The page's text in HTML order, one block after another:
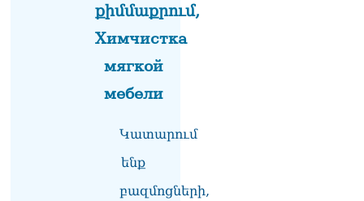
քիմմաքրում,
Химчистка
мягкой
мебели
Կատարում
ենք
բազմոցների,
էր՝ իրենք ուշքի կգան, բայց
Հայաստանի ներկայիս
ազգային